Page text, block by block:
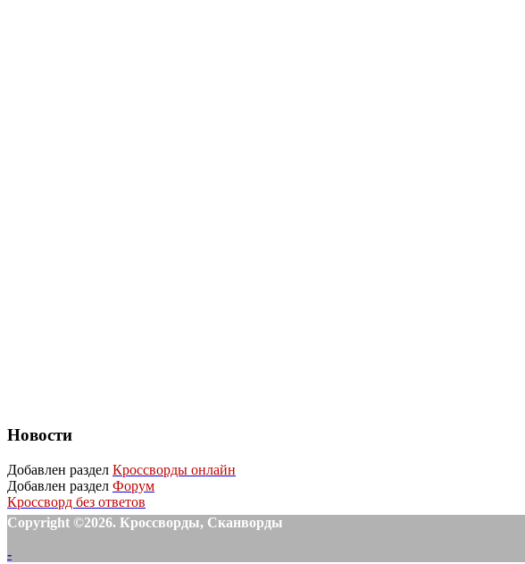
Новости
Добавлен раздел Кроссворды онлайн
Добавлен раздел Форум
Кроссворд без ответов
Copyright ©2026. Кроссворды, Сканворды
-